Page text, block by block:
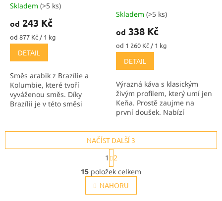
Průměrné
produktu
je
5,0
5
hvězdiček.
Skladem (>5 ks)
od 243 Kč
Měrná
cena:
od 877 Kč / 1 kg
DETAIL
Směs arabik z Brazílie a
Kolumbie, které tvoří
vyváženou směs. Díky
Brazílii je v této směsi
Skvělá s mlékem, kdy chutná
Skladem (>5 ks)
od 338 Kč
Měrná
cena:
od 1 260 Kč / 1 kg
DETAIL
Výrazná káva s klasickým
živým profilem, který umí jen
Keňa. Prostě zaujme na
první doušek. Nabízí
čistou, dlouhou dochuť, díky
které je opravdu velmi
pitelná!
O
v
l
á
NAČÍST DALŠÍ 3
S
t
r
á
n
k
1
2
15 položek celkem
NAHORU